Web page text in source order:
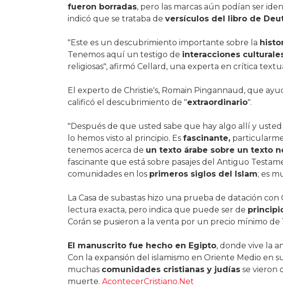
fueron borradas, pero las marcas aún podían ser
indicó que se trataba de versículos del libro de
"Este es un descubrimiento importante sobre la
Tenemos aquí un testigo de interacciones
religiosas", afirmó Cellard, una experta en crítica
El experto de Christie's, Romain Pingannaud, que
calificó el descubrimiento de "extraordinario".
"Después de que usted sabe que hay algo allí y
lo hemos visto al principio. Es fascinante,
tenemos acerca de un texto árabe sobre un texto
fascinante que está sobre pasajes del Antiguo
comunidades en los primeros siglos del Islam; es
La Casa de subastas hizo una prueba de datación con
lectura exacta, pero indica que puede ser de
Corán se pusieron a la venta por un precio mínimo de
El manuscrito fue hecho en Egipto, donde vive la
Con la expansión del islamismo en Oriente Medio en
muchas comunidades cristianas y judíasse vieron
muerte. AcontecerCristiano.Net